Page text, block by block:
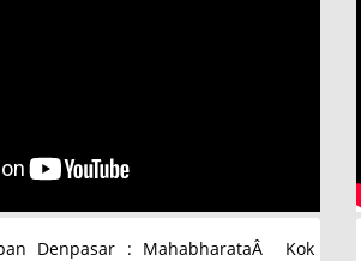
Denpasar : MahabharataÂ Kok